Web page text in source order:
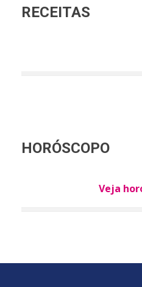
RECEITAS
HORÓSCOPO
Veja